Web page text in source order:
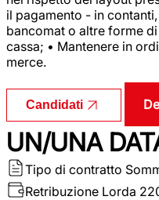
il pagamento - in
bancomat o altre forme
cassa; • Mantenere in
merce.
Candidati
UN/UNA
Tipo di contratto
Retribuzione Lorda